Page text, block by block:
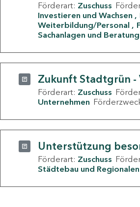
Förderart: Zuschuss
Investieren und Wachsen
Weiterbildung/Personal
Sachanlagen und Beratung
Zukunft Stadtgrün -
Förderart: Zuschuss
Unternehmen
Unterstützung
Förderart: Zuschuss
Städtebau und